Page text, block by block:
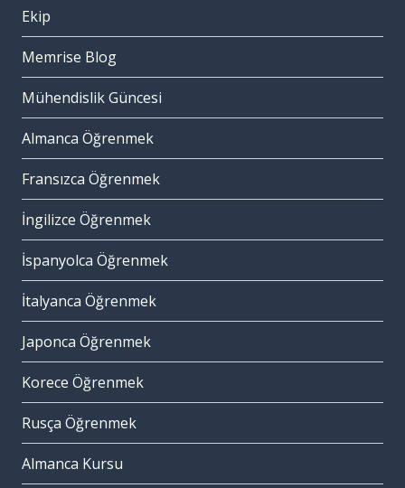
Ekip
Memrise Blog
Mühendislik Güncesi
Almanca Öğrenmek
Fransızca Öğrenmek
İngilizce Öğrenmek
İspanyolca Öğrenmek
İtalyanca Öğrenmek
Japonca Öğrenmek
Korece Öğrenmek
Rusça Öğrenmek
Almanca Kursu